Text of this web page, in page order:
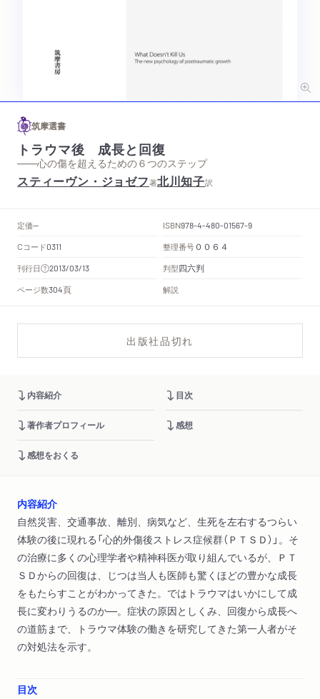
筑摩選書
トラウマ後 成長と回復
——心の傷を超えるための６つのステップ
スティーヴン・ジョゼフ著北川知子訳
定価-- ISBN978-4-480-01567-9
Cコード0311 整理番号 ００６４
刊行日 2013/03/13 判型四六判
ページ数304頁 解説
出版社品切れ
内容紹介 目次
著作者プロフィール 感想
感想をおくる
内容紹介
自然災害、交通事故、離別、病気など、生死を左右するつらい
体験の後に現れる「心的外傷後ストレス症候群（ＰＴＳＤ）」。そ
の治療に多くの心理学者や精神科医が取り組んでいるが、ＰＴ
ＳＤからの回復は、じつは当人も医師も驚くほどの豊かな成長
をもたらすことがわかってきた。ではトラウマはいかにして成
長に変わりうるのか―。症状の原因としくみ、回復から成長へ
の道筋まで、トラウマ体験の働きを研究してきた第一人者がそ
の対処法を示す。
目次